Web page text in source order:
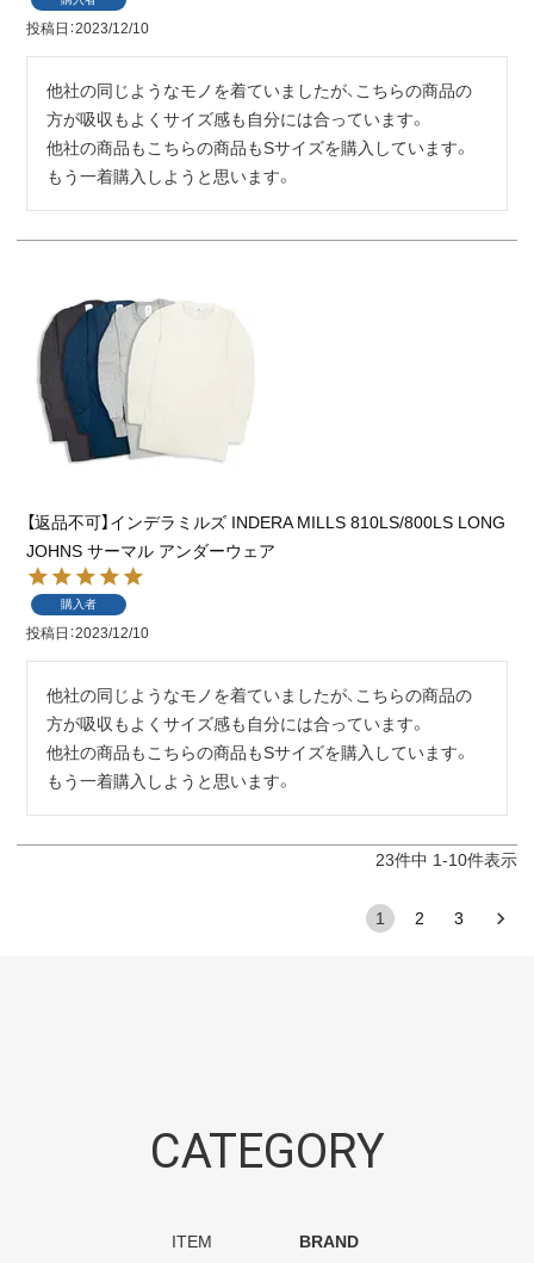
投稿日 2023/12/10
他社の同じようなモノを着ていましたが、こちらの商品の
方が吸収もよくサイズ感も自分には合っています。
他社の商品もこちらの商品もSサイズを購入しています。
もう一着購入しようと思います。
【返品不可】インデラミルズ INDERA MILLS 810LS/800LS LONG
JOHNS サーマル アンダーウェア
購入者
投稿日 2023/12/10
他社の同じようなモノを着ていましたが、こちらの商品の
方が吸収もよくサイズ感も自分には合っています。
他社の商品もこちらの商品もSサイズを購入しています。
もう一着購入しようと思います。
23件中 1-10件表示
1 2 3
CATEGORY
ITEM BRAND